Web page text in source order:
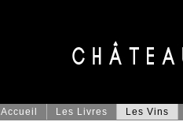
Accueil Les Livres Les Vins